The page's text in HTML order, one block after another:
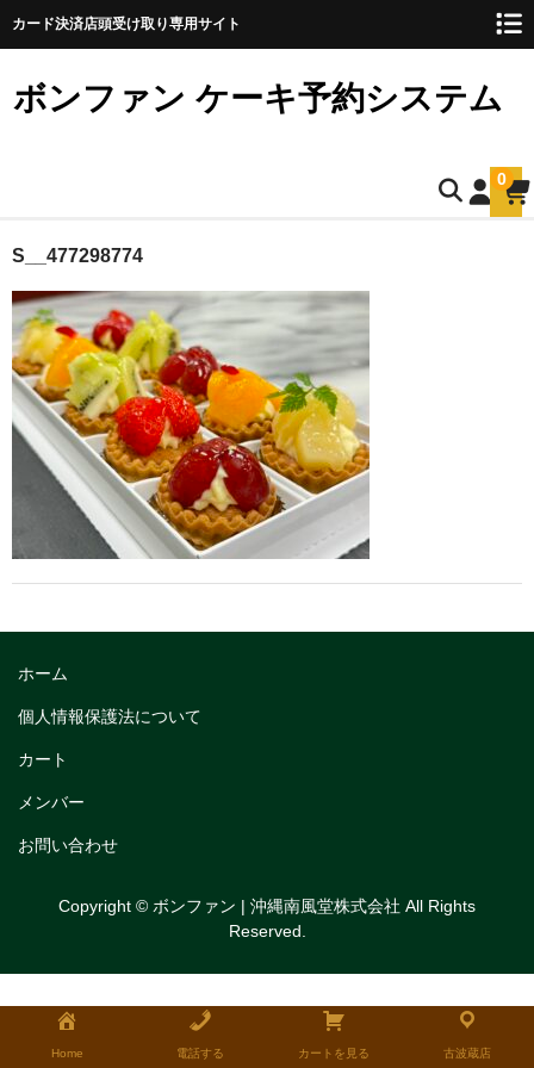
カード決済店頭受け取り専用サイト
ボンファン ケーキ予約システム
0
ホーム
お誕生日ケーキのご予約
ショートケーキ
ショートケーキ12cm(5名様用)
ショートケーキ15cm(8名様用)
ショートケーキ18cm(10名様用)
トリフルガナッシュ
生チョコケーキ
生チョコケーキ18cm
生チョコケーキ12cm
チョコシフォンケーキ
タルトレット
全国発送可能ギフト商品
S__477298774
ホーム
個人情報保護法について
カート
メンバー
お問い合わせ
Copyright © ボンファン | 沖縄南風堂株式会社 All Rights
Reserved.
Home 電話する カートを見る 古波蔵店